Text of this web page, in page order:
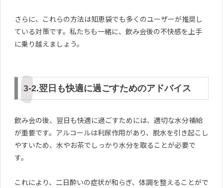
さらに、これらの方法は知恵袋でも多くのユーザーが推奨し
ている対策です。私たちも一緒に、飲み会後の不快感を上手
に乗り越えましょう。
3-2.翌日も快適に過ごすためのアドバイス
飲み会の後、翌日も快適に過ごすためには、適切な水分補給
が重要です。アルコールは利尿作用があり、脱水を引き起こし
やすいため、水やお茶でしっかり水分を取ることが必要で
す。
これにより、二日酔いの症状が和らぎ、体調を整えることがで